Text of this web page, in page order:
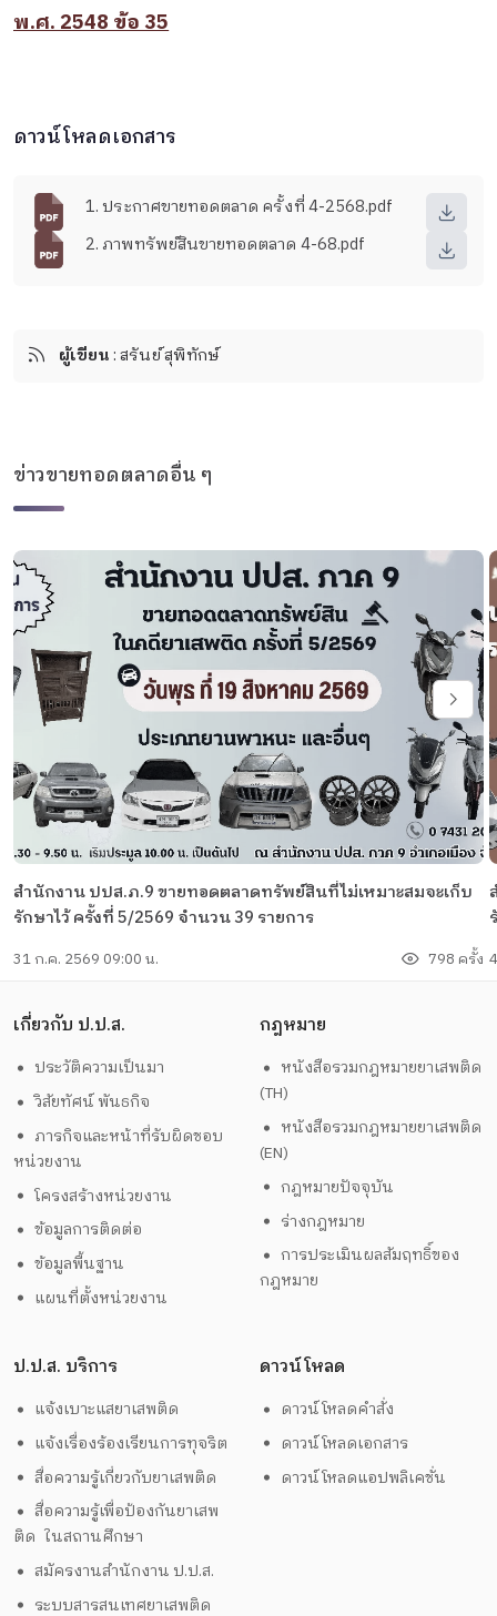
พ.ศ. 2548 ข้อ 35
ดาวน์โหลดเอกสาร
1. ประกาศขายทอดตลาด ครั้งที่ 4-2568.pdf
2. ภาพทรัพย์สินขายทอดตลาด 4-68.pdf
ผู้เขียน: สรันย์ สุพิทักษ์
ข่าวขายทอดตลาดอื่น ๆ
สำนักงาน ปปส.ภ.9 ขายทอดตลาดทรัพย์สินที่ไม่เหมาะสมจะเก็บ
รักษาไว้ ครั้งที่ 5/2569 จำนวน 39 รายการ
31 ก.ค. 2569 09:00 น. 798 ครั้ง
เกี่ยวกับ ป.ป.ส.
ประวัติความเป็นมา
วิสัยทัศน์ พันธกิจ
ภารกิจและหน้าที่รับผิดชอบ
หน่วยงาน
โครงสร้างหน่วยงาน
ข้อมูลการติดต่อ
ข้อมูลพื้นฐาน
แผนที่ตั้งหน่วยงาน
กฎหมาย
หนังสือรวมกฎหมายยาเสพติด
(TH)
หนังสือรวมกฎหมายยาเสพติด
(EN)
กฎหมายปัจจุบัน
ร่างกฎหมาย
การประเมินผลสัมฤทธิ์ของ
กฎหมาย
ป.ป.ส. บริการ
แจ้งเบาะแสยาเสพติด
แจ้งเรื่องร้องเรียนการทุจริต
สื่อความรู้เกี่ยวกับยาเสพติด
สื่อความรู้เพื่อป้องกันยาเสพ
ติด ในสถานศึกษา
สมัครงานสำนักงาน ป.ป.ส.
ระบบสารสนเทศยาเสพติด
ดาวน์โหลด
ดาวน์โหลดคำสั่ง
ดาวน์โหลดเอกสาร
ดาวน์โหลดแอปพลิเคชั่น